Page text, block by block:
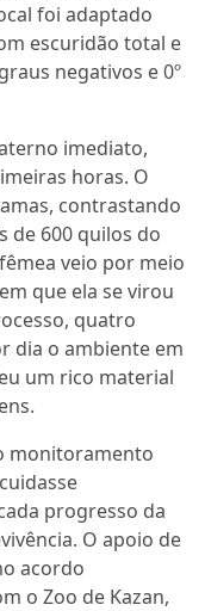
foi adaptado
escuridão total e
negativos e 0º
imediato,
horas. O
contrastando
de 600 quilos do
veio por meio
que ela se virou
quatro
dia o ambiente em
um rico material
monitoramento
progresso da
O apoio de
acordo
o Zoo de Kazan,